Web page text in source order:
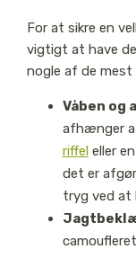
For at sikre en
vigtigt at have
nogle af de mest
Våben og
afhænger
riffeleller en
det er
tryg ved at